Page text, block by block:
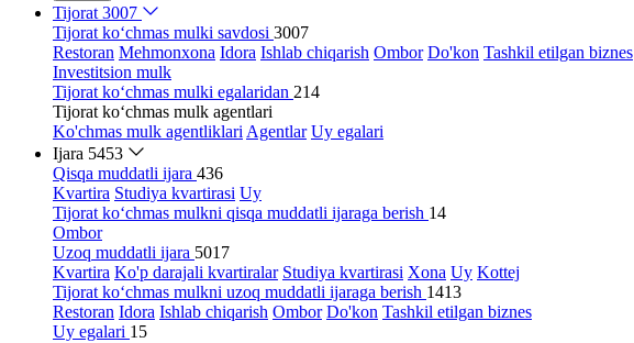
Tijorat 3007
Tijorat ko‘chmas mulki savdosi 3007
Restoran Mehmonxona Idora Ishlab chiqarish Ombor Do'kon Tashkil etilgan biznes
Investitsion mulk
Tijorat ko‘chmas mulki egalaridan 214
Tijorat ko‘chmas mulk agentlari
Ko'chmas mulk agentliklari Agentlar Uy egalari
Ijara 5453
Qisqa muddatli ijara 436
Kvartira Studiya kvartirasi Uy
Tijorat ko‘chmas mulkni qisqa muddatli ijaraga berish 14
Ombor
Uzoq muddatli ijara 5017
Kvartira Ko'p darajali kvartiralar Studiya kvartirasi Xona Uy Kottej
Tijorat ko‘chmas mulkni uzoq muddatli ijaraga berish 1413
Restoran Idora Ishlab chiqarish Ombor Do'kon Tashkil etilgan biznes
Uy egalari 15